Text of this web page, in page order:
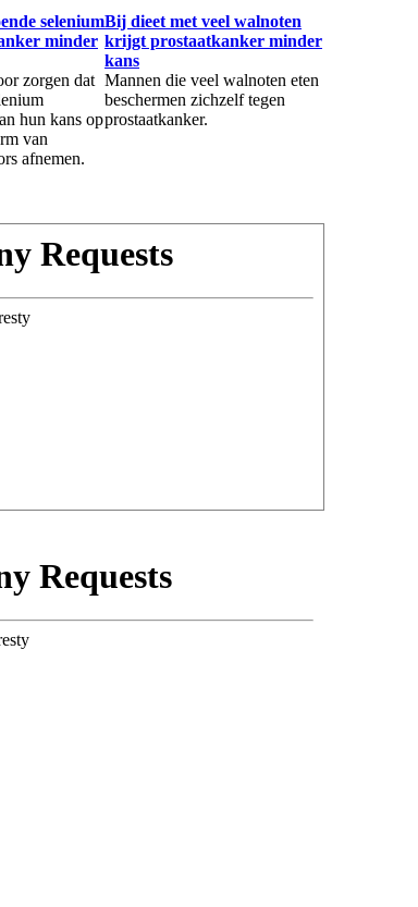
selenium
minder
zorgen dat
hun kans op
van
afnemen.
Bij dieet met veel walnoten
krijgt prostaatkanker minder
kans
Mannen die veel walnoten eten
beschermen zichzelf tegen
prostaatkanker.